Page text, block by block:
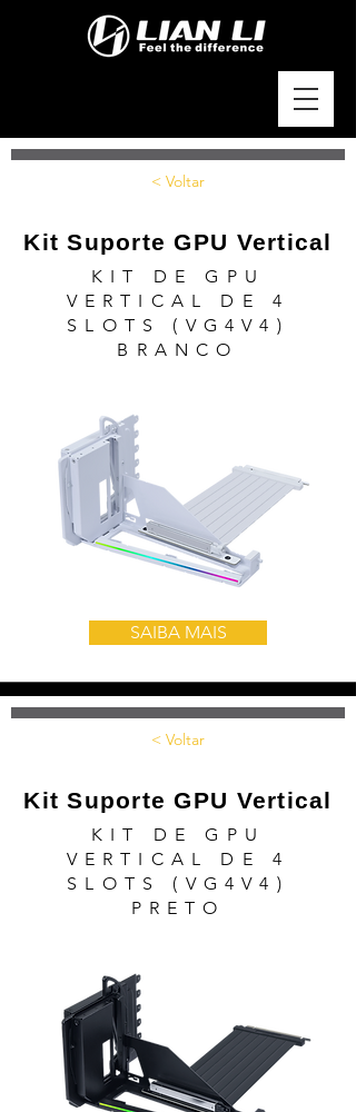
< Voltar
Kit Suporte GPU Vertical
KIT DE GPU
VERTICAL DE 4
SLOTS (VG4V4)
BRANCO
SAIBA MAIS
< Voltar
Kit Suporte GPU Vertical
KIT DE GPU
VERTICAL DE 4
SLOTS (VG4V4)
PRETO